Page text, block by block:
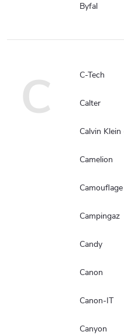
Byfal
C C-Tech
Calter
Calvin
Camelion
Camouflage
Campingaz
Candy
Canon
Canon-IT
Canyon